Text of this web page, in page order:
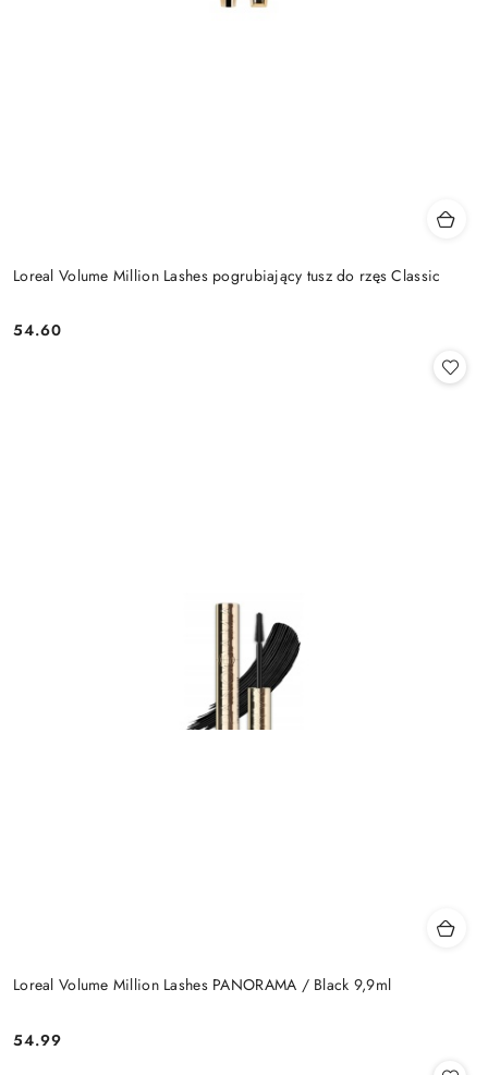
Loreal Volume Million Lashes pogrubiający tusz do rzęs Classic
Cena:
54.60
Loreal Volume Million Lashes PANORAMA / Black 9,9ml
Cena:
54.99